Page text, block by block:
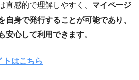
直感的で理解しやすく、 マイページ
自身で発行することが可能であり、
安心して利用できます。
トはこちら